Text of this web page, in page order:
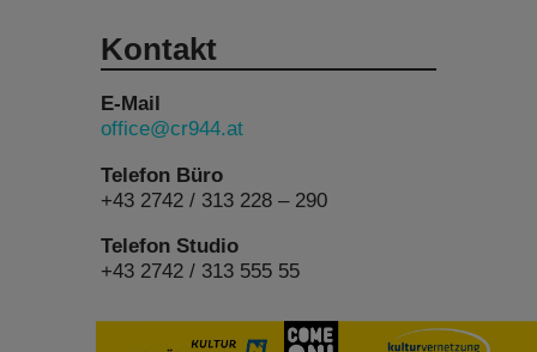
Kontakt
E-Mail
office@cr944.at
Telefon Büro
+43 2742 / 313 228 – 290
Telefon Studio
+43 2742 / 313 555 55